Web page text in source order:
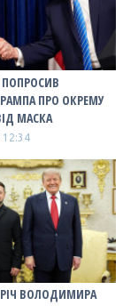
ПОПРОСИВ
ПРО ОКРЕМУ
МАСКА
ВОЛОДИМИРА